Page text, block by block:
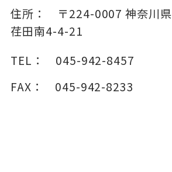
住所：
〒224-0007 神奈川
荏田南4-4-21
TEL：
045-942-8457
FAX：
045-942-8233